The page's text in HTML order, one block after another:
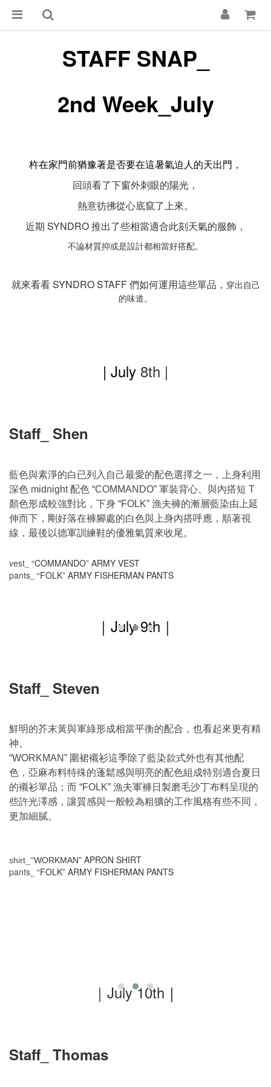
STAFF SNAP_
2nd Week_July
杵在家門前猶豫著是否要在這暑氣迫人的天出門，
回頭看了下窗外刺眼的陽光，
熱意彷彿從心底竄了上來。
近期 SYNDRO 推出了些相當適合此刻天氣的服飾，
不論材質抑或是設計都相當好搭配。
就來看看 SYNDRO STAFF 們如何運用這些單品， 穿出自己
的味道。
| July 8th |
Staff_ Shen
藍色與素淨的白已列入自己最愛的配色選擇之一，上身利用
深色 midnight配色 “COMMANDO” 軍裝背心、與內搭短 T
顏色形成較強對比，下身 “FOLK” 漁夫褲的漸層藍染由上延
伸而下，剛好落在褲腳處的白色與上身內搭呼應，順著視
線，最後以德軍訓練鞋的優雅氣質來收尾。
vest “COMMANDO” ARMY VEST
pants “FOLK” ARMY FISHERMAN PANTS
｜July 9th ｜
Staff_ Steven
鮮明的芥末黃與軍綠形成相當平衡的配合，也看起來更有精
神。
“WORKMAN” 圍裙襯衫這季除了藍染款式外也有其他配
色，亞麻布料特殊的蓬鬆感與明亮的配色組成特別適合夏日
的襯衫單品；而 “FOLK” 漁夫軍褲日製磨毛沙丁布料呈現的
些許光澤感，讓質感與一般較為粗獷的工作風格有些不同，
更加細膩。
shirt “WORKMAN” APRON SHIRT
pants “FOLK” ARMY FISHERMAN PANTS
｜July 10th ｜
Staff_ Thomas